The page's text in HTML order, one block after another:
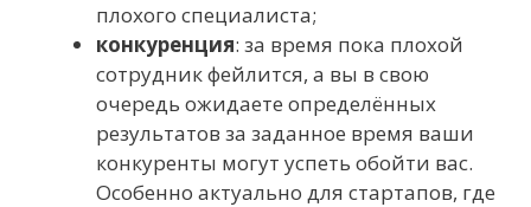
плохого специалиста;
конкуренция: за время пока плохой
сотрудник фейлится, а вы в свою
очередь ожидаете определённых
результатов за заданное время ваши
конкуренты могут успеть обойти вас.
Особенно актуально для стартапов, где